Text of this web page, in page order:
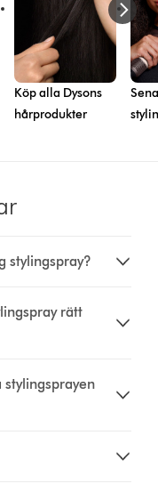
Köp alla Dysons
hårprodukter
stylingspray?
rätt